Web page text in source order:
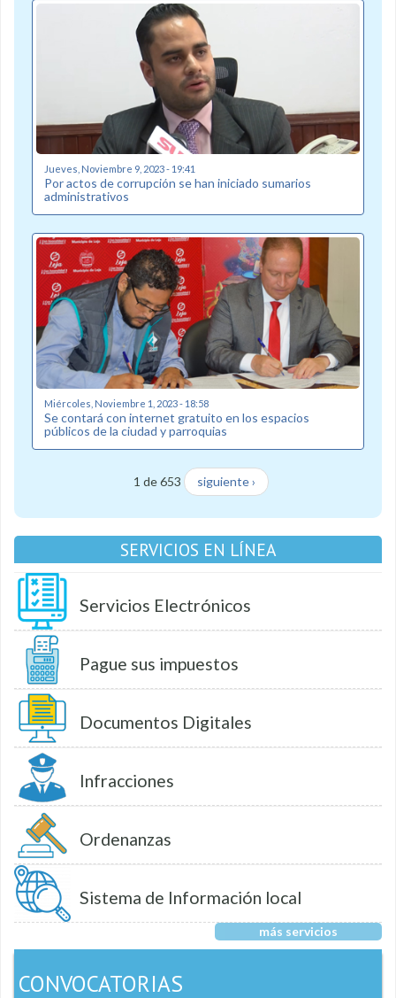
Jueves, Noviembre 9, 2023 - 19:41
Por actos de corrupción se han iniciado sumarios
administrativos
Miércoles, Noviembre 1, 2023 - 18:58
Se contará con internet gratuito en los espacios
públicos de la ciudad y parroquias
1 de 653 siguiente ›
SERVICIOS EN LÍNEA
Servicios Electrónicos
Pague sus impuestos
Documentos Digitales
Infracciones
Ordenanzas
Sistema de Información local
más servicios
CONVOCATORIAS